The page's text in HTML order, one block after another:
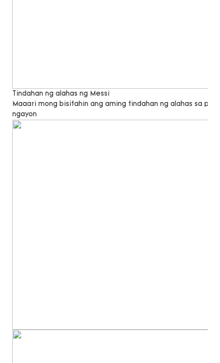
Tindahan ng alahas ng Messi
Maaari mong bisitahin ang aming tindahan ng alahas sa
ngayon